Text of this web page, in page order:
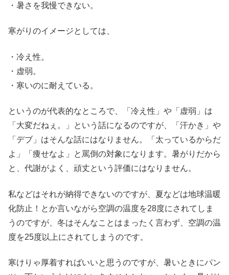
・暑さを我慢できない。
寒がりのイメージとしては、
・冷え性。
・虚弱。
・寒いのに耐えている。
というのが代表的なところで、「冷え性」や「虚弱」は
「大変だねぇ。」という話になるのですが、「汗かき」や
「デブ」はそんな話にはなりません。「太っているからだ
よ」「痩せなよ」と罵倒の対象になります。暑がりだから
と、代謝がよく、頑丈という評価にはなりません。
私などはそれが納得できないのですが、夏などは地球温暖
化防止！とか言いながら空調の温度を28度にされてしま
うのですが、冬はそんなことはまったく言わず、空調の温
度を25度以上にされてしまうのです。
寒けりゃ厚着すればいいと思うのですが、暑いときにパン